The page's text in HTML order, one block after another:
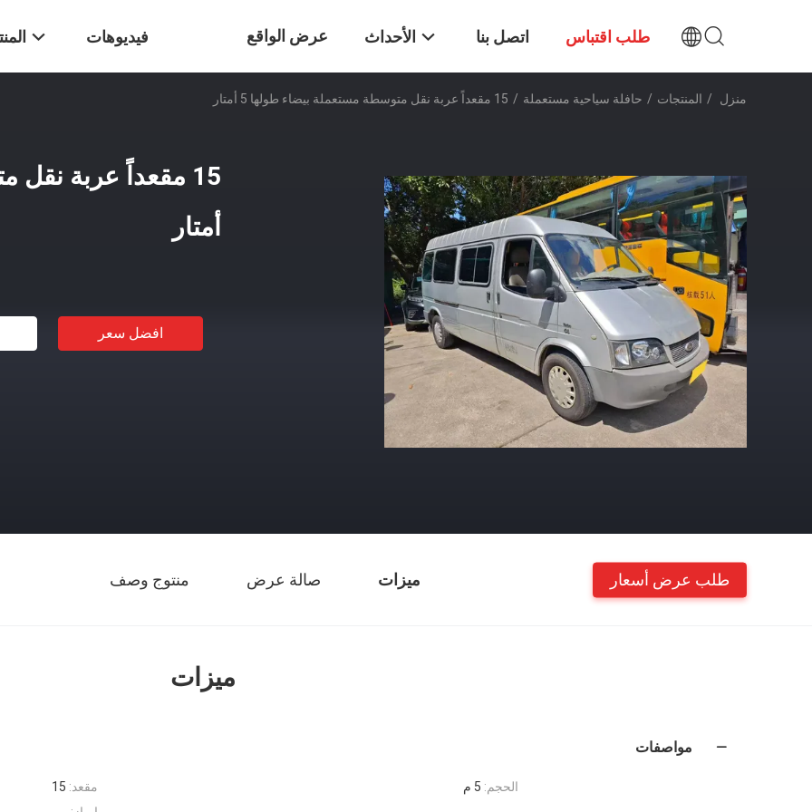
فيديوهات عرض الواقع
الافتراضي
الأحداث اتصل بنا طلب اقتباس
منزل / المنتجات / حافلة سياحية مستعملة / 15 مقعداً عربة نقل متوسطة مستعملة بيضاء طولها 5 أمتار
أمتار
افضل سعر
ميزات صالة عرض منتوج وصف طلب عرض أسعار
ميزات
مواصفات
مقعد: 15 الحجم: 5 م